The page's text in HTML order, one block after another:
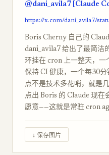
@dani_avila7 [Claude
https://x.com/dani_avila7/
Boris Cherny 自己的
dani_avila7 给出了最简洁
环挂在 cron 上一整天，一
保持 CI 健康，一个每30
点不是技术多花哨，就是
点出 Boris 的 Claude 现在
愿意——这就是常驻 cron
↓ 保存图片